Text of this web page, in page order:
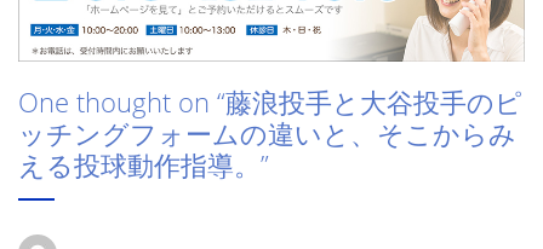
One thought on “藤浪投手と大谷投手のピ
ッチングフォームの違いと、そこからみ
える投球動作指導。 ”